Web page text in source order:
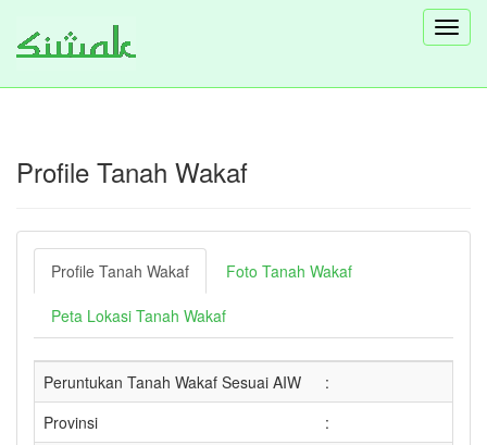
Profile Tanah Wakaf
Profile Tanah Wakaf Foto Tanah Wakaf
Peta Lokasi Tanah Wakaf
Peruntukan Tanah Wakaf Sesuai AIW
:
Provinsi
: